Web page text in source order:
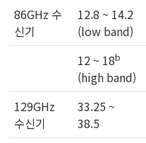
86GHz 수
신기
12.8 ~ 14.2
(low band)
12 ~ 18b
(high band)
129GHz
수신기
33.25 ~
38.5